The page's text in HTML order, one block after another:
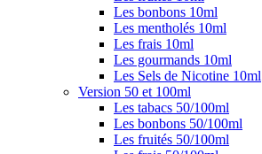
Les bonbons 10ml
Les mentholés 10ml
Les frais 10ml
Les gourmands 10ml
Les Sels de Nicotine 10ml
Version 50 et 100ml
Les tabacs 50/100ml
Les bonbons 50/100ml
Les fruités 50/100ml